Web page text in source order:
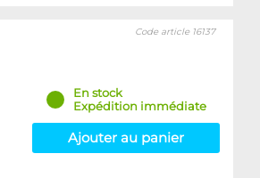
Code article 16137
En stock
Expédition immédiate
Ajouter au panier